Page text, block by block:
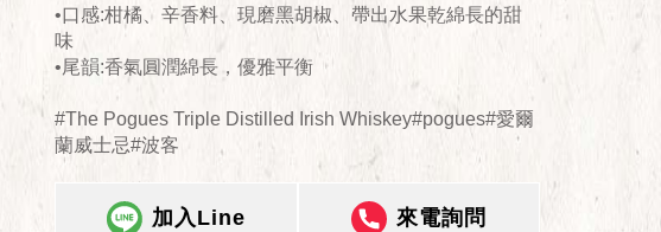
•口感:柑橘、辛香料、現磨黑胡椒、帶出水果乾綿長的甜
味
•尾韻:香氣圓潤綿長，優雅平衡
#The Pogues Triple Distilled Irish Whiskey#pogues#愛爾
蘭威士忌#波客
加入Line 來電詢問